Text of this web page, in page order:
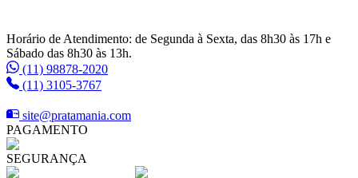
Horário de Atendimento: de Segunda à Sexta, das 8h30 às 17h e
Sábado das 8h30 às 13h.
(11) 98878-2020
(11) 3105-3767
site@pratamania.com
PAGAMENTO
SEGURANÇA